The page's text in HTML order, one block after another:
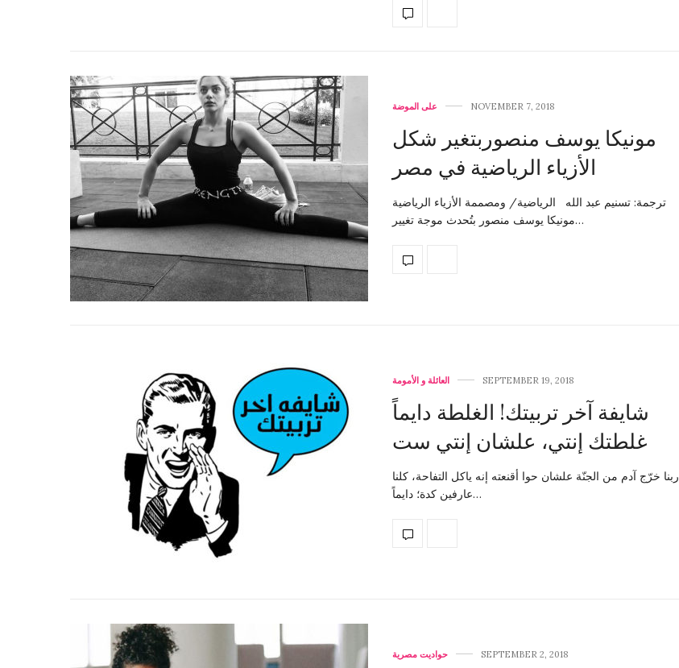
على الموضة NOVEMBER 7, 2018
مونيكا يوسف منصوربتغير شكل
الأزياء الرياضية في مصر
ترجمة: تسنيم عبد الله الرياضية/ ومصممة الأزياء الرياضية
مونيكا يوسف منصور بتُحدث موجة تغيير…
العائلة و الأمومة SEPTEMBER 19, 2018
شايفة آخر تربيتك! الغلطة دايماً
غلطتك إنتي، علشان إنتي ست
ربنا خرّج آدم من الجنّة علشان حوا أقنعته إنه ياكل التفاحة، كلنا
عارفين كدة؛ دايماً…
حواديت مصرية SEPTEMBER 2, 2018